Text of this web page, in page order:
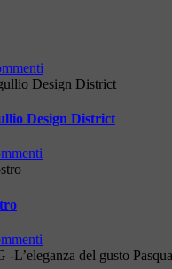
Design District